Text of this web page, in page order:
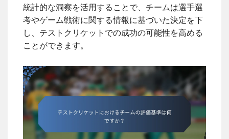
統計的な洞察を活用することで、チームは選手選
考やゲーム戦術に関する情報に基づいた決定を下
し、テストクリケットでの成功の可能性を高める
ことができます。